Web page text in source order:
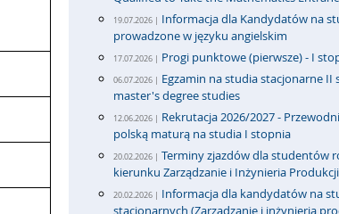
19.07.2026 | Informacja dla Kandydatów na
prowadzone w języku angielskim
17.07.2026 | Progi punktowe (pierwsze) - I
06.07.2026 | Egzamin na studia stacjonarne
master's degree studies
12.06.2026 | Rekrutacja 2026/2027 -
polską maturą na studia I stopnia
20.02.2026 | Terminy zjazdów dla studentów
kierunku Zarządzanie i Inżynieria
20.02.2026 | Informacja dla kandydatów na
stacjonarnych (Zarządzanie i inżynieria